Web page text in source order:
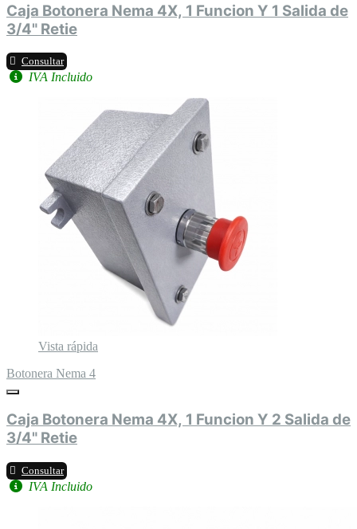
Caja Botonera Nema 4X, 1 Funcion Y 1 Salida de
3/4" Retie
Consultar
IVA Incluido
Vista rápida
Botonera Nema 4
Caja Botonera Nema 4X, 1 Funcion Y 2 Salida de
3/4" Retie
Consultar
IVA Incluido